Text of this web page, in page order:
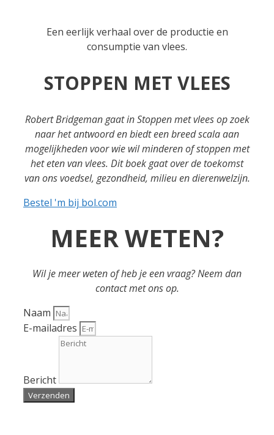
Een eerlijk verhaal over de productie en
consumptie van vlees.
STOPPEN MET VLEES
Robert Bridgeman gaat in Stoppen met vlees op zoek
naar het antwoord en biedt een breed scala aan
mogelijkheden voor wie wil minderen of stoppen met
het eten van vlees. Dit boek gaat over de toekomst
van ons voedsel, gezondheid, milieu en dierenwelzijn.
Bestel 'm bij bol.com
MEER WETEN?
Wil je meer weten of heb je een vraag? Neem dan
contact met ons op.
Naam
E-mailadres
Bericht
Verzenden